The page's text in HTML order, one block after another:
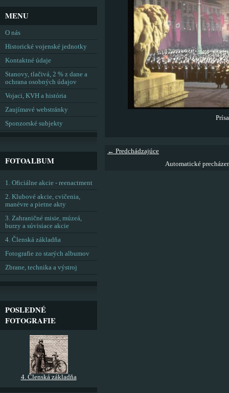
← Predchádzajúce
Automatické
MENU
O nás
Historické vojenské jednotky
Kontaktné údaje
Stanovy, tlačivá, 2 % z dane a
ochrana osobných údajov
Vojaci, KVH a história
Zaujímavé webstránky
Sponzorské subjekty
FOTOALBUM
1. Oficiálne akcie - reenactment
2. Klubové akcie, cvičenia,
manévre a pietne akty
3. Zahraničné misie, múzeá,
burzy a súvisiace akcie
4. Členská základňa
Fotografie zo starých albumov
Zbrane, technika a výstroj
POSLEDNÉ
FOTOGRAFIE
4. Členská základňa